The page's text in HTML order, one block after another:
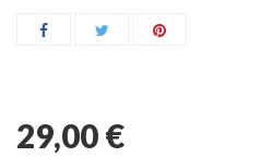
29,00 €